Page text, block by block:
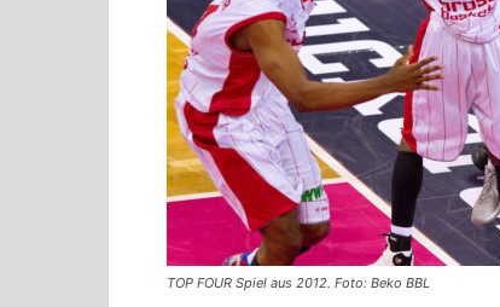
TOP FOUR Spiel aus 2012. Foto: Beko BBL